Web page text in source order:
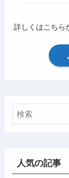
詳しくはこちら
人気の記事